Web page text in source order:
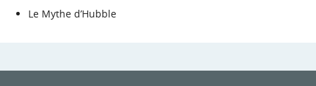
Le Mythe d’Hubble